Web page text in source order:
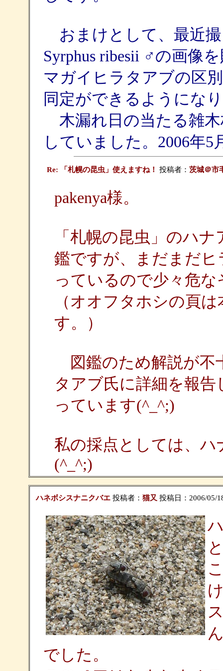
おまけとして、最近
Syrphus ribesii ♂の画像
マガイヒラタアブの区
同定ができるようにな
木漏れ日の当たる雑
していました。2006年5
Re: 「札幌の昆虫」使えますね！ 投稿者： 茨城＠市
pakenya様。
「札幌の昆虫」のハ
鑑ですが、まだまだ
っているので少々危
（オオフタホシの頁
す。）
図鑑のため解説が不
タアブ氏に詳細を報
っています(^_^;)
私の採点としては、ハ
(^_^;)
ハネボシスナニクバエ投稿者： 猫又 投稿日：2006/05/
でした。